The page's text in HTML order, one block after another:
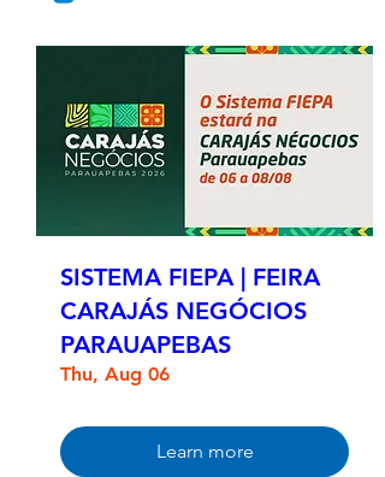
SISTEMA FIEPA | FEIRA
CARAJÁS NEGÓCIOS
PARAUAPEBAS
Thu, Aug 06
Learn more